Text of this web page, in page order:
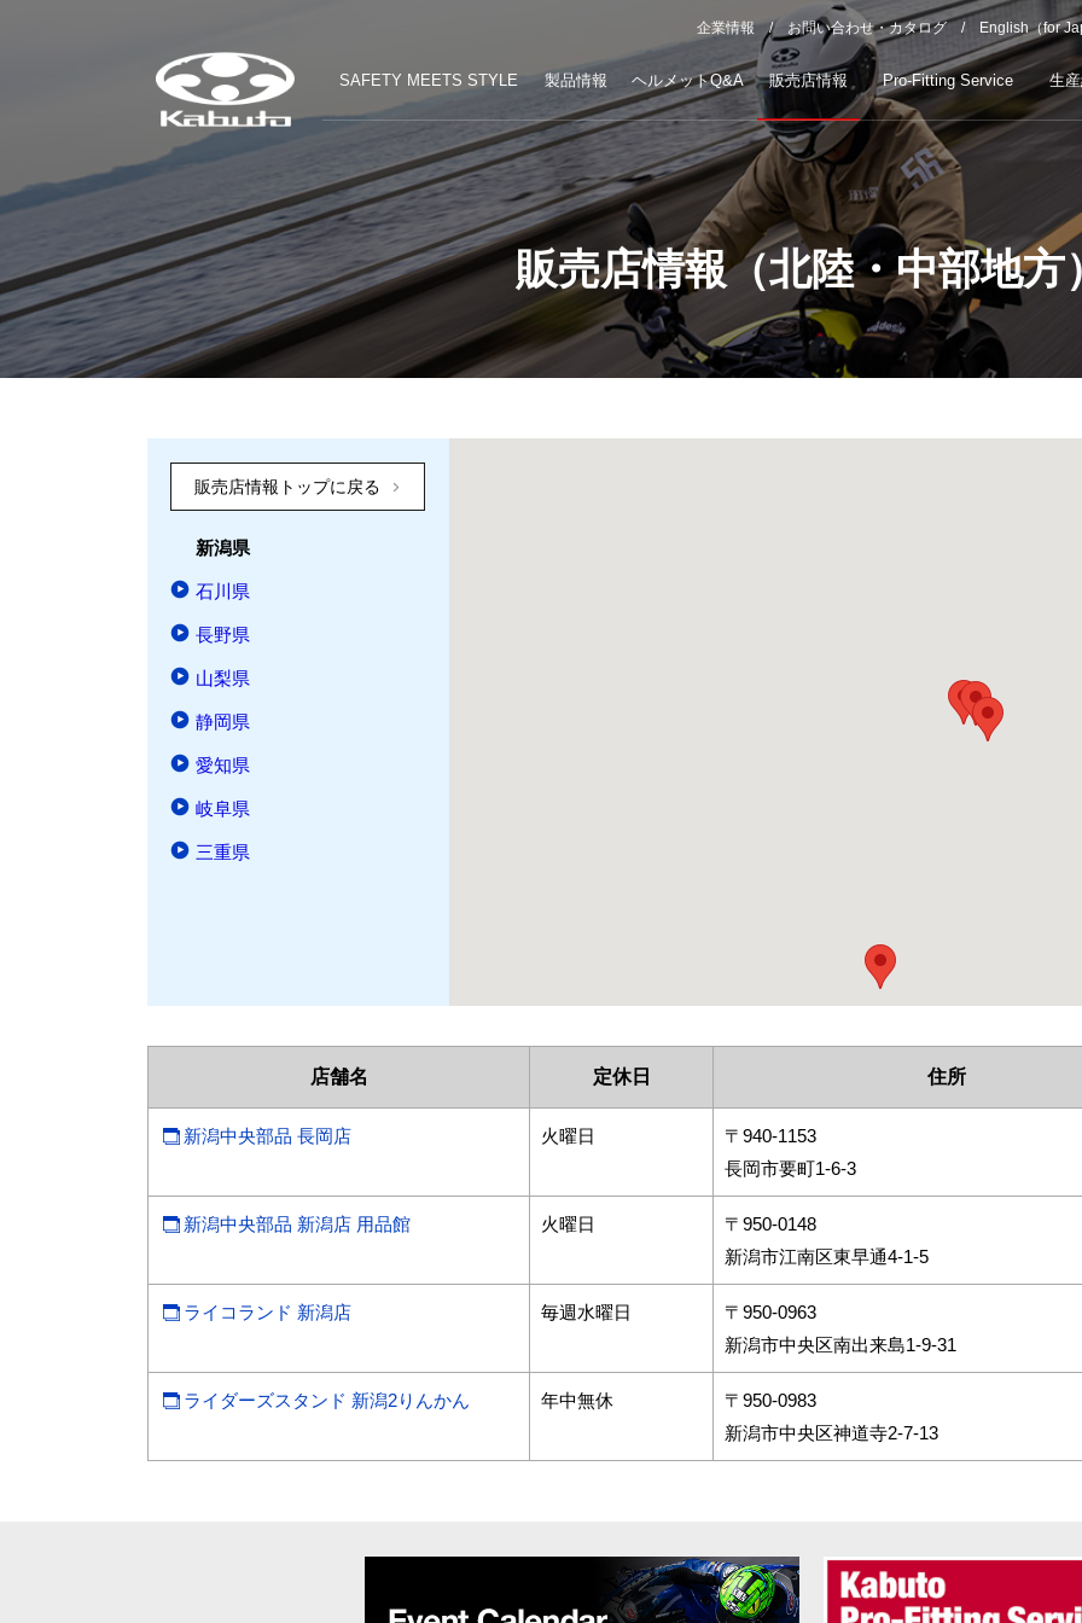
企業情報 お問い合わせ・カタログ English（for
SAFETY MEETS STYLE 製品情報 ヘルメットQ&A 販売店情報 Pro-Fitting Service 生
販売店情報（北陸・中部地方
販売店情報トップに戻る
新潟県
石川県
長野県
山梨県
静岡県
愛知県
岐阜県
三重県
店舗名 定休日 住所
新潟中央部品 長岡店 火曜日
〒940-1153
長岡市要町1‐6‐3
新潟中央部品 新潟店 用品館 火曜日
〒950-0148
新潟市江南区東早通4‐1‐5
ライコランド 新潟店 毎週水曜日
〒950-0963
新潟市中央区南出来島1-9-31
ライダーズスタンド 新潟2りんかん 年中無休
〒950-0983
新潟市中央区神道寺2-7-13